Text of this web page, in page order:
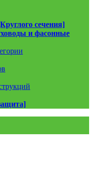
сечения]
и фасонные